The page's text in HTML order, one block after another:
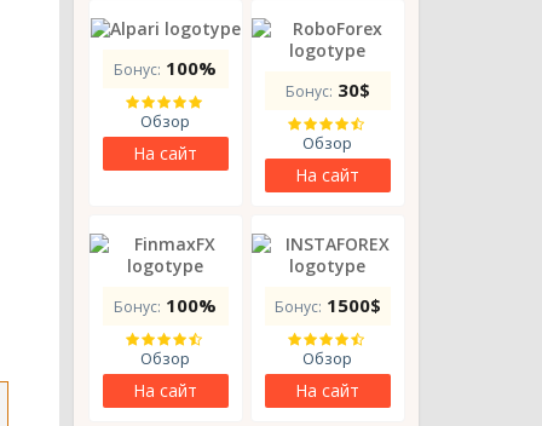
Бонус: 100%

Обзор
На сайт
Бонус: 30$

Обзор
На сайт
Бонус: 100%

Обзор
На сайт
Бонус: 1500$

Обзор
На сайт